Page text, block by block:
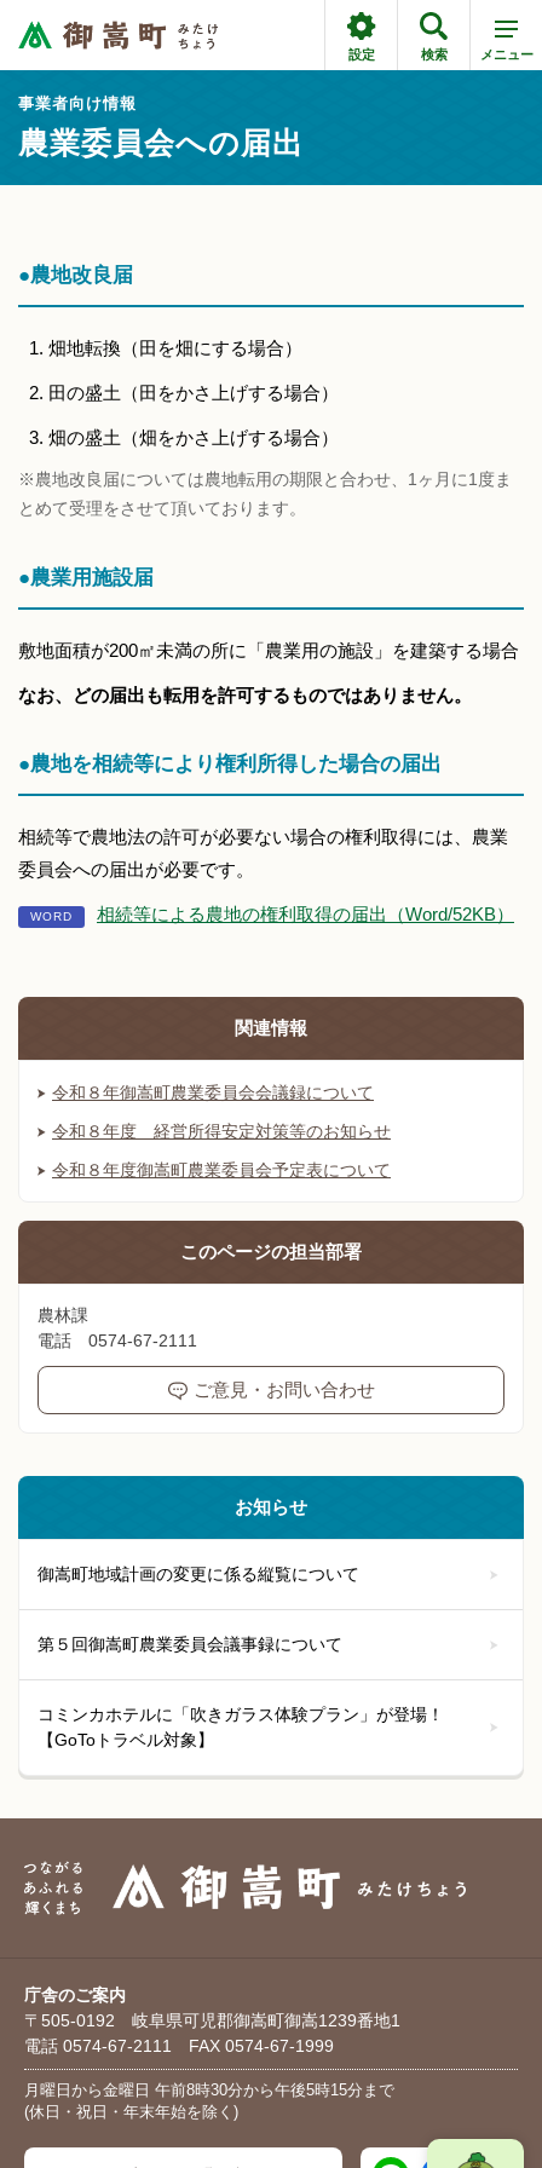
設定 検索 メニュー
事業者向け情報
農業委員会への届出
●農地改良届
畑地転換（田を畑にする場合）
田の盛土（田をかさ上げする場合）
畑の盛土（畑をかさ上げする場合）
※農地改良届については農地転用の期限と合わせ、1ヶ月に1度ま
とめて受理をさせて頂いております。
●農業用施設届
敷地面積が200㎡未満の所に「農業用の施設」を建築する場合
なお、どの届出も転用を許可するものではありません。
●農地を相続等により権利所得した場合の届出
相続等で農地法の許可が必要ない場合の権利取得には、農業
委員会への届出が必要です。
相続等による農地の権利取得の届出（Word/52KB）
関連情報
令和８年御嵩町農業委員会会議録について
令和８年度 経営所得安定対策等のお知らせ
令和８年度御嵩町農業委員会予定表について
このページの担当部署
農林課
電話 0574-67-2111
ご意見・お問い合わせ
お知らせ
御嵩町地域計画の変更に係る縦覧について
第５回御嵩町農業委員会議事録について
コミンカホテルに「吹きガラス体験プラン」が登場！
【GoToトラベル対象】
庁舎のご案内
〒505-0192 岐阜県可児郡御嵩町御嵩1239番地1
電話 0574-67-2111 FAX 0574-67-1999
月曜日から金曜日 午前8時30分から午後5時15分まで
(休日・祝日・年末年始を除く)